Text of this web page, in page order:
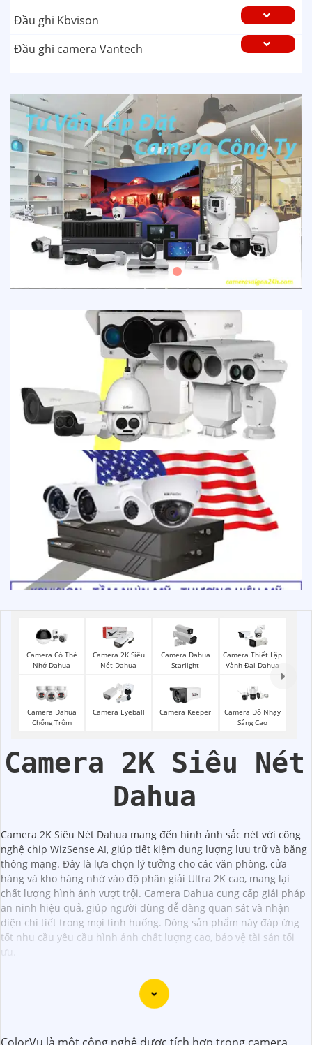
Đầu ghi Kbvison
Đầu ghi camera Vantech
Camera Có Thẻ
Nhớ Dahua
Camera 2K Siêu
Nét Dahua
Camera Dahua
Starlight
Camera Thiết Lập
Vành Đai Dahua
Camera Dahua
Chống Trộm
Camera Eyeball Camera Keeper
Camera Đô Nhạy
Sáng Cao
Camera 2K Siêu Nét
Dahua
Camera 2K Siêu Nét Dahua mang đến hình ảnh sắc nét với công
nghệ chip WizSense AI, giúp tiết kiệm dung lượng lưu trữ và băng
thông mạng. Đây là lựa chọn lý tưởng cho các văn phòng, cửa
hàng và kho hàng nhờ vào độ phân giải Ultra 2K cao, mang lại
chất lượng hình ảnh vượt trội. Camera Dahua cung cấp giải pháp
an ninh hiệu quả, giúp người dùng dễ dàng quan sát và nhận
diện chi tiết trong mọi tình huống. Dòng sản phẩm này đáp ứng
tốt nhu cầu yêu cầu hình ảnh chất lượng cao, bảo vệ tài sản tối